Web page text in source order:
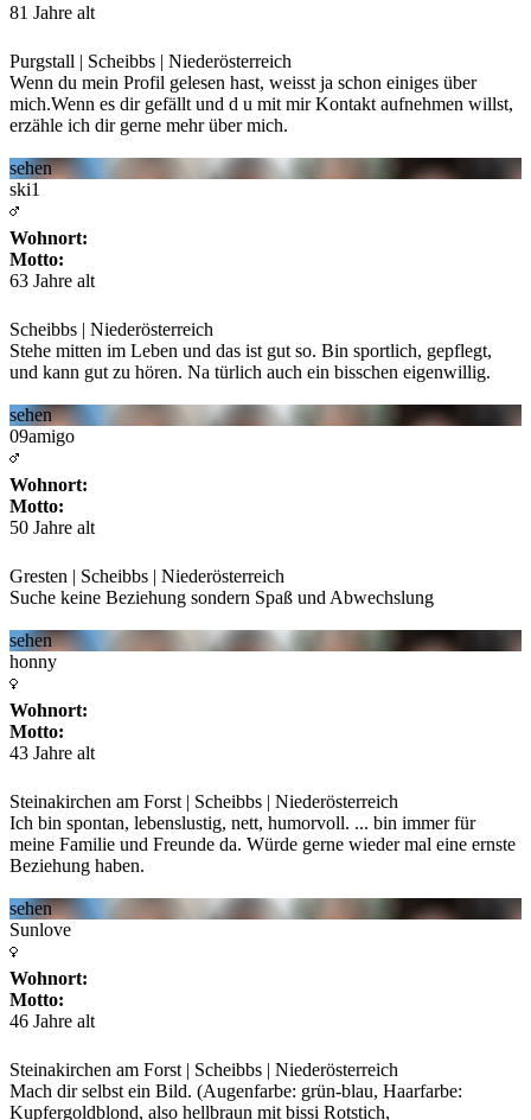
81 Jahre alt
Purgstall | Scheibbs | Niederösterreich
Wenn du mein Profil gelesen hast, weisst ja schon einiges über
mich.Wenn es dir gefällt und d u mit mir Kontakt aufnehmen willst,
erzähle ich dir gerne mehr über mich.
sehen
ski1
Wohnort:
Motto:
63 Jahre alt
Scheibbs | Niederösterreich
Stehe mitten im Leben und das ist gut so. Bin sportlich, gepflegt,
und kann gut zu hören. Na türlich auch ein bisschen eigenwillig.
sehen
09amigo
Wohnort:
Motto:
50 Jahre alt
Gresten | Scheibbs | Niederösterreich
Suche keine Beziehung sondern Spaß und Abwechslung
sehen
honny
Wohnort:
Motto:
43 Jahre alt
Steinakirchen am Forst | Scheibbs | Niederösterreich
Ich bin spontan, lebenslustig, nett, humorvoll. ... bin immer für
meine Familie und Freunde da. Würde gerne wieder mal eine ernste
Beziehung haben.
sehen
Sunlove
Wohnort:
Motto:
46 Jahre alt
Steinakirchen am Forst | Scheibbs | Niederösterreich
Mach dir selbst ein Bild. (Augenfarbe: grün-blau, Haarfarbe:
Kupfergoldblond, also hellbraun mit bissi Rotstich,